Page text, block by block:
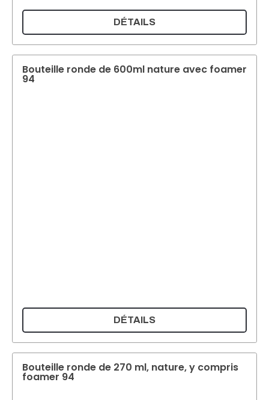
DÉTAILS
Bouteille ronde de 600ml nature avec foamer
94
DÉTAILS
Bouteille ronde de 270 ml, nature, y compris
foamer 94